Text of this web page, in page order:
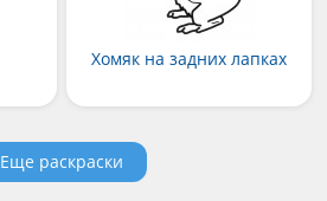
Хомяк на задних лапках
Еще раскраски